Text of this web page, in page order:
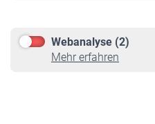
Webanalyse (2)
Mehr erfahren
Online-Rechner
VBLnewsletter